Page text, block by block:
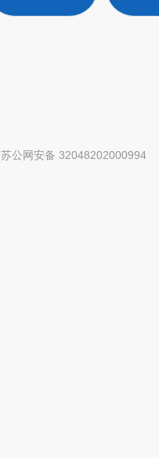
苏公网安备 32048202000994